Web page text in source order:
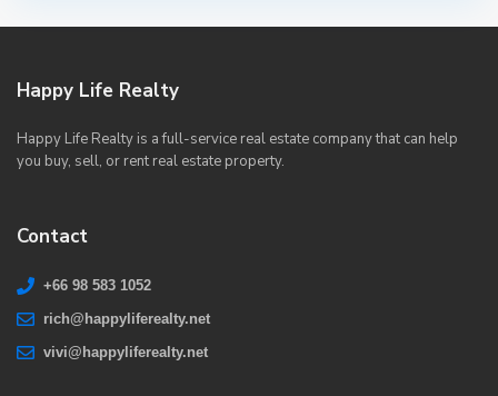
Happy Life Realty
Happy Life Realty is a full-service real estate company that can help
you buy, sell, or rent real estate property.
Contact
+66 98 583 1052
rich@happyliferealty.net
vivi@happyliferealty.net